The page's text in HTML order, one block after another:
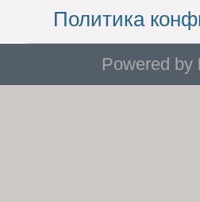
Политика
Powered by